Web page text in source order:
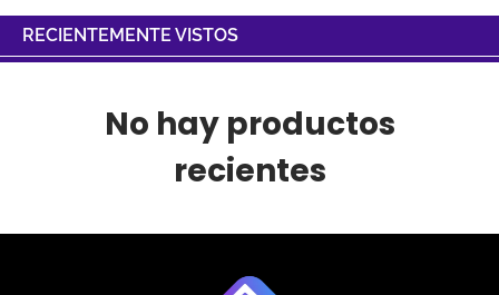
RECIENTEMENTE VISTOS
No hay productos
recientes